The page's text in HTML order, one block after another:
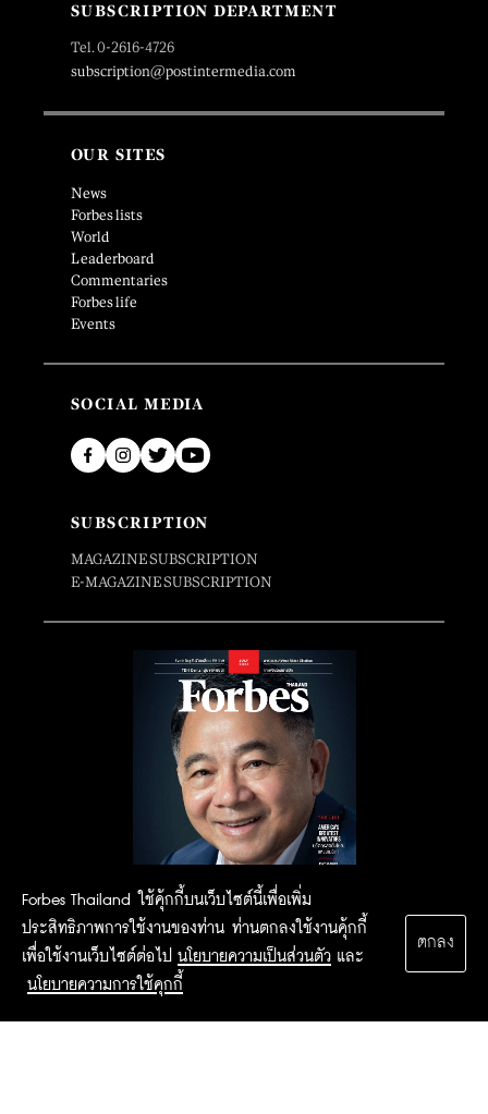
Forbes Thailand ใช้คุ้กกี้บนเว็บไซต์นี้เพื่อเพิ่ม
ประสิทธิภาพการใช้งานของท่าน ท่านตกลงใช้งานคุ้กกี้
เพื่อใช้งานเว็บไซต์ต่อไป นโยบายความเป็นส่วนตัว และ
นโยบายความการใช้คุกกี้
ตกลง
SUBSCRIPTION DEPARTMENT
Tel. 0-2616-4726
subscription@postintermedia.com
OUR SITES
News
Forbes lists
World
Leaderboard
Commentaries
Forbes life
Events
SOCIAL MEDIA
SUBSCRIPTION
MAGAZINE SUBSCRIPTION
E-MAGAZINE SUBSCRIPTION
2015 Forbesthailand.com ALL RIGHTS RESERVED